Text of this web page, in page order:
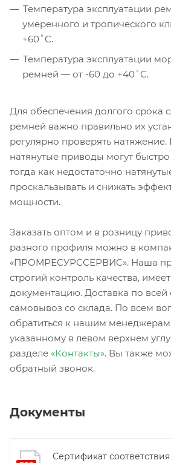
Температура эксплуатации
умеренного и тропического
+60˚C.
Температура эксплуатации
ремней — от -60 до +40˚C.
Для обеспечения долгого срока
ремней важно правильно их
регулярно проверять
натянутые приводы могут
тогда как недостаточно
проскальзывать и снижать
мощности.
Заказать оптом и в розницу
разного профиля можно в
«ПРОМРЕСУРССЕРВИС». Наша
строгий контроль качества,
документацию. Доставка по всей
самовывоз со склада. По всем
обратиться к нашим менеджерам
указанному в левом верхнем
разделе «Контакты». Вы также
обратный звонок.
Документы
Сертификат соответствия